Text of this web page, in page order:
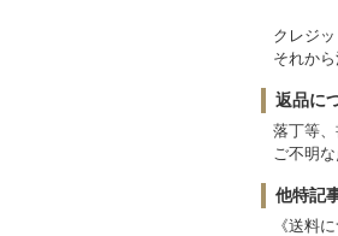
クレジ
それか
返品に
落丁等
ご不明
他特記
《送料